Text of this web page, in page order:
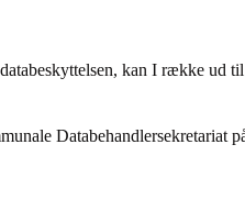
kan I række ud
Databehandlersekretariat